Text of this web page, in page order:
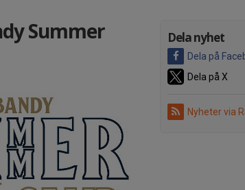
Dela nyhet
Dela på
Dela på X
Nyheter via
Summer